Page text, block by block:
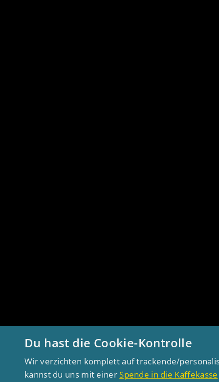
Du hast die Cookie-Kontrolle
Wir verzichten komplett auf trackende/
kannst du uns mit einer Spende in die Kaffekasse